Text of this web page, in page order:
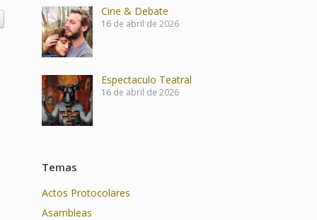
Cine & Debate
16 de abril de 2026
Espectaculo Teatral
16 de abril de 2026
Temas
Actos Protocolares
Asambleas